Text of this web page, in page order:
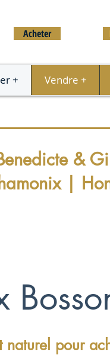
Acheter
+ Vendre +
&
|
pour